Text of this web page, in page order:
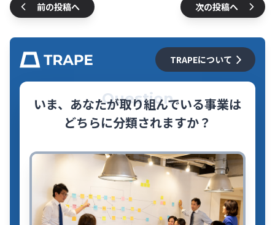
前の投稿へ 次の投稿へ
TRAPEについて
Question
いま、あなたが取り組んでいる事業は
どちらに分類されますか？